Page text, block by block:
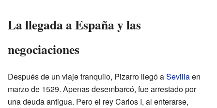
La llegada a España y las
negociaciones
Después de un viaje tranquilo, Pizarro llegó aSevillaen
marzo de 1529. Apenas desembarcó, fue arrestado por
una deuda antigua. Pero el rey Carlos I, al enterarse,